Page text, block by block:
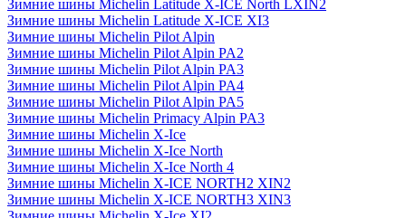
Зимние шины Michelin Latitude X-ICE North LXIN2
Зимние шины Michelin Latitude X-ICE XI3
Зимние шины Michelin Pilot Alpin
Зимние шины Michelin Pilot Alpin PA2
Зимние шины Michelin Pilot Alpin PA3
Зимние шины Michelin Pilot Alpin PA4
Зимние шины Michelin Pilot Alpin PA5
Зимние шины Michelin Primacy Alpin PA3
Зимние шины Michelin X-Ice
Зимние шины Michelin X-Ice North
Зимние шины Michelin X-Ice North 4
Зимние шины Michelin X-ICE NORTH2 XIN2
Зимние шины Michelin X-ICE NORTH3 XIN3